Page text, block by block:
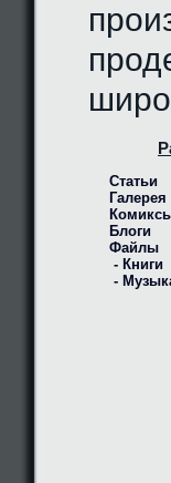
Статьи
Галерея
Блоги
Файлы
- Книги
-